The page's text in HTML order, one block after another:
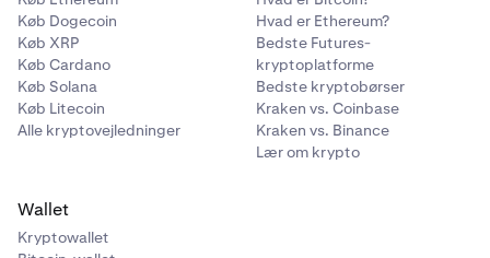
✅
Secret Network (SCRT)
✅
Køb Dogecoin
Køb XRP
Køb Cardano
Køb Solana
Køb Litecoin
Alle kryptovejledninger
Hvad er Ethereum?
Bedste Futures-
kryptoplatforme
Bedste kryptobørser
Kraken vs. Coinbase
Kraken vs. Binance
Lær om krypto
Wallet
Kryptowallet